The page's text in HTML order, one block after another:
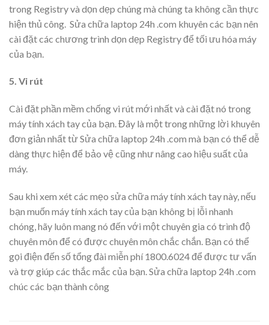
trong Registry và dọn dẹp chúng mà chúng ta không cần thực
hiện thủ công. Sửa chữa laptop 24h .com khuyên các bạn nên
cài đặt các chương trình dọn dẹp Registry để tối ưu hóa máy
của bạn.
5. Vi rút
Cài đặt phần mềm chống vi rút mới nhất và cài đặt nó trong
máy tính xách tay của bạn. Đây là một trong những lời khuyên
đơn giản nhất từ Sửa chữa laptop 24h .com mà bạn có thể dễ
dàng thực hiện để bảo vệ cũng như nâng cao hiệu suất của
máy.
Sau khi xem xét các mẹo sửa chữa máy tính xách tay này, nếu
bạn muốn máy tính xách tay của bạn không bị lỗi nhanh
chóng, hãy luôn mang nó đến với một chuyên gia có trình độ
chuyên môn để có được chuyên môn chắc chắn. Bạn có thể
gọi điện đến số tổng đài miễn phí 1800.6024 để được tư vấn
và trợ giúp các thắc mắc của bạn. Sửa chữa laptop 24h .com
chúc các bạn thành công